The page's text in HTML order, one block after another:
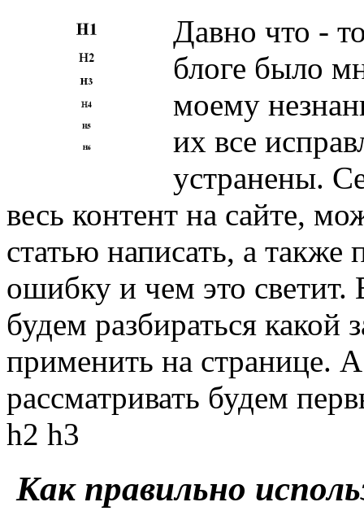
Давно что -
блоге было
моему
их все
устранены.
весь контент на сайте,
статью написать, а также
ошибку и чем это светит.
будем разбираться какой
применить на странице.
рассматривать будем
h2 h3
Как правильно